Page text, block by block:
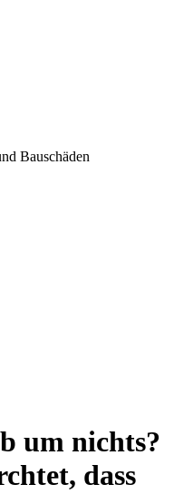
Bauschäden
um nichts?
dass